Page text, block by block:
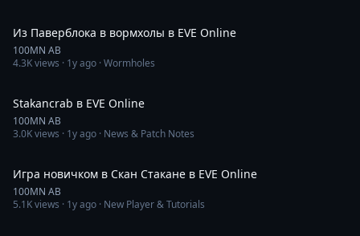
Из Паверблока в вормхолы в EVE Online
100MN AB
4.3Kviews · 1y ago · Wormholes
Stakancrab в EVE Online
100MN AB
3.0Kviews · 1y ago · News & Patch Notes
Игра новичком в Скан Стакане в EVE Online
100MN AB
5.1Kviews · 1y ago · New Player & Tutorials